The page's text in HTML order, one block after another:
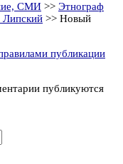
СМИ >> Этнограф
>> Новый
публикации
публикуются